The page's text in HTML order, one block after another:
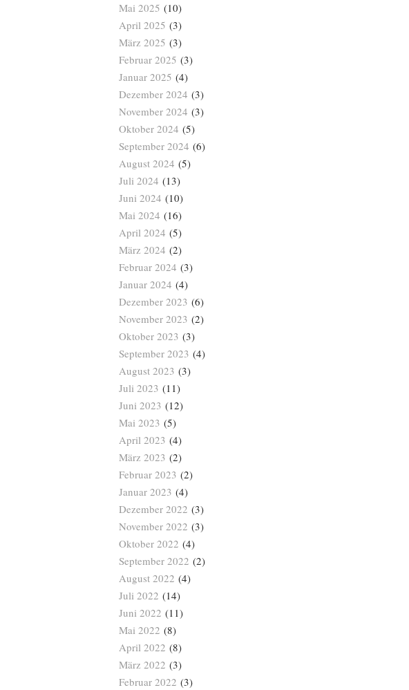
Mai 2025 (10)
April 2025 (3)
März 2025 (3)
Februar 2025 (3)
Januar 2025 (4)
Dezember 2024 (3)
November 2024 (3)
Oktober 2024 (5)
September 2024 (6)
August 2024 (5)
Juli 2024 (13)
Juni 2024 (10)
Mai 2024 (16)
April 2024 (5)
März 2024 (2)
Februar 2024 (3)
Januar 2024 (4)
Dezember 2023 (6)
November 2023 (2)
Oktober 2023 (3)
September 2023 (4)
August 2023 (3)
Juli 2023 (11)
Juni 2023 (12)
Mai 2023 (5)
April 2023 (4)
März 2023 (2)
Februar 2023 (2)
Januar 2023 (4)
Dezember 2022 (3)
November 2022 (3)
Oktober 2022 (4)
September 2022 (2)
August 2022 (4)
Juli 2022 (14)
Juni 2022 (11)
Mai 2022 (8)
April 2022 (8)
März 2022 (3)
Februar 2022 (3)